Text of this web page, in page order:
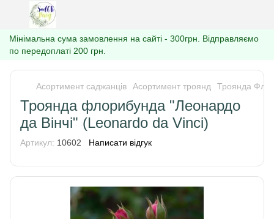
Мінімальна сума замовлення на сайті - 300грн. Відправляємо
по передоплаті 200 грн.
Асортимент саджанців Асортимент троянд Троянда
Троянда флорибунда "Леонардо
да Вінчі" (Leonardo da Vinci)
Артикул: 10602 Написати відгук